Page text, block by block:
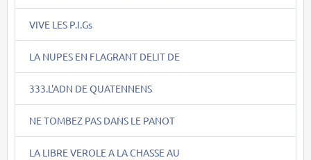
VIVE LES P.I.Gs
LA NUPES EN FLAGRANT DELIT DE
333.L'ADN DE QUATENNENS
NE TOMBEZ PAS DANS LE PANOT
LA LIBRE VEROLE A LA CHASSE AU